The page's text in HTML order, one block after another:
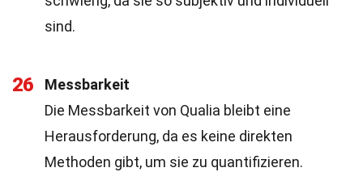
sind.
26
Messbarkeit
Die Messbarkeit von Qualia bleibt eine
Herausforderung, da es keine direkten
Methoden gibt, um sie zu quantifizieren.